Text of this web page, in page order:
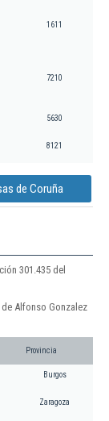
1611
7210
5630
8121
de Coruña
301.435 del
Alfonso Gonzalez
Provincia
Burgos
Zaragoza